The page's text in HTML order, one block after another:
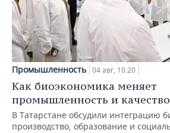
Промышленность 04 авг, 10:20
Как биоэкономика меняет
промышленность и
В Татарстане обсудили интеграцию
производство, образование и